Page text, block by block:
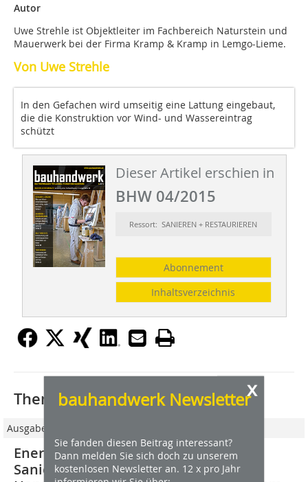
Autor
Uwe Strehle ist Objektleiter im Fachbereich Naturstein und
Mauerwerk bei der Firma Kramp & Kramp in Lemgo-Lieme.
Von Uwe Strehle
In den Gefachen wird umseitig eine Lattung eingebaut,
die die Konstruktion vor Wind- und Wassereintrag
schützt
Dieser Artikel erschien in
BHW 04/2015
Ressort: SANIEREN + RESTAURIEREN
Abonnement
Inhaltsverzeichnis
x
bauhandwerk Newsletter
Sie fanden diesen Beitrag interessant?
Dann melden Sie sich doch zu unserem
kostenlosen Newsletter an. 12 x pro Jahr
Thematisch passende Artikel:
Ausgabe 06/2012
Energetische Fachwerksanierung
Sanierung eines Fachwerkhauses in